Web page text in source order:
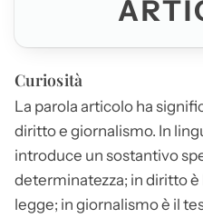
Curiosità
La parola articolo ha
diritto e giornalismo. In
introduce un sostantivo
determinatezza; in diritto è
legge; in giornalismo è il